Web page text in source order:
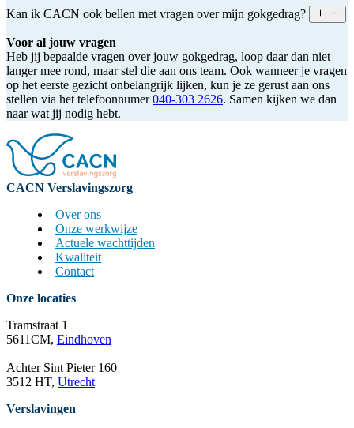
Kan ik CACN ook bellen met vragen over mijn gokgedrag?
Voor al jouw vragen
Heb jij bepaalde vragen over jouw gokgedrag, loop daar dan niet
langer mee rond, maar stel die aan ons team. Ook wanneer je vragen
op het eerste gezicht onbelangrijk lijken, kun je ze gerust aan ons
stellen via het telefoonnumer040-303 2626. Samen kijken we dan
naar wat jij nodig hebt.
CACN Verslavingszorg
Over ons
Onze werkwijze
Actuele wachttijden
Kwaliteit
Contact
Onze locaties
Tramstraat 1
5611CM, Eindhoven
Achter Sint Pieter 160
3512 HT, Utrecht
Verslavingen